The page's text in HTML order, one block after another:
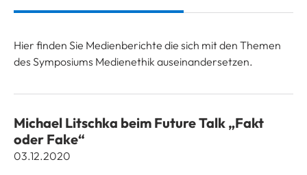
Hier finden Sie Medienberichte die sich mit den Themen
des Symposiums Medienethik auseinandersetzen.
Michael Litschka beim Future Talk „Fakt
oder Fake“
03.12.2020